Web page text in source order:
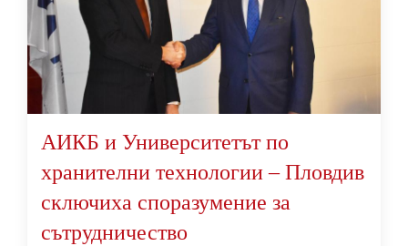
АИКБ и Университетът по
хранителни технологии – Пловдив
сключиха споразумение за
сътрудничество